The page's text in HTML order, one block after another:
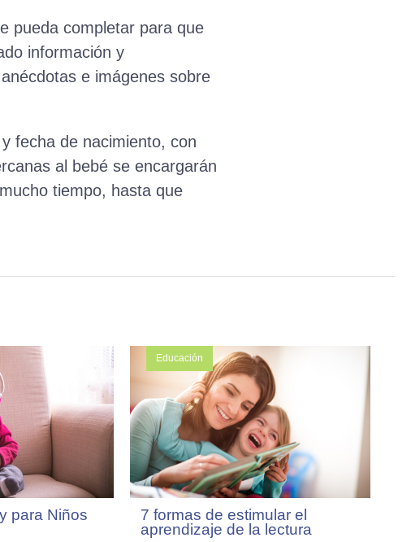
pueda completar para que
información y
e imágenes sobre
fecha de nacimiento, con
al bebé se encargarán
tiempo, hasta que
para Niños
Educación
7 formas de estimular el
aprendizaje de la lectura